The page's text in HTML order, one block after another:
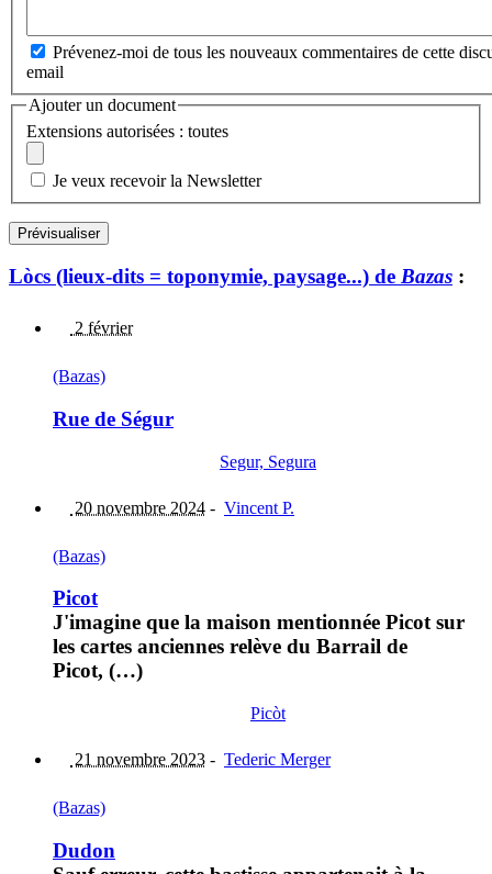
Prévenez-moi de tous les nouveaux commentaires de cette
email
Ajouter un document
Extensions autorisées : toutes
Je veux recevoir la Newsletter
Lòcs (lieux-dits = toponymie, paysage...) de Bazas :
2 février
(Bazas)
Rue de Ségur
Segur, Segura
20 novembre 2024 - Vincent P.
(Bazas)
Picot
J'imagine que la maison mentionnée Picot sur
les cartes anciennes relève du Barrail de
Picot, (…)
Picòt
21 novembre 2023 - Tederic Merger
(Bazas)
Dudon